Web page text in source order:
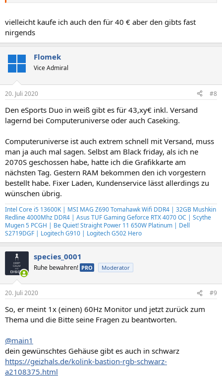
vielleicht kaufe ich auch den für 40 € aber den gibts fast
nirgends
Flomek
Vice Admiral
20. Juli 2020 #8
Den eSports Duo in weiß gibt es für 43,xy€ inkl. Versand
lagernd bei Computeruniverse oder auch Caseking.
Computeruniverse ist auch extrem schnell mit Versand, muss
man ja auch mal sagen. Selbst am Black friday, als ich ne
2070S geschossen habe, hatte ich die Grafikkarte am
nächsten Tag. Gestern RAM bekommen den ich vorgestern
bestellt habe. Fixer Laden, Kundenservice lässt allerdings zu
wünschen übrig.
Intel Core i5 13600K | MSI MAG Z690 Tomahawk Wifi DDR4 | 32GB Mushkin
Redline 4000Mhz DDR4 | Asus TUF Gaming Geforce RTX 4070 OC | Scythe
Mugen 5 PCGH | Be Quiet! Straight Power 11 650W Platinum | Dell
S2719DGF | Logitech G910 | Logitech G502 Hero
species_0001
Ruhe bewahren! PRO Moderator
20. Juli 2020 #9
So, er meint 1x (einen) 60Hz Monitor und jetzt zurück zum
Thema und die Bitte seine Fragen zu beantworten.
@main1
dein gewünschtes Gehäuse gibt es auch in schwarz
https://geizhals.de/kolink-bastion-rgb-schwarz-
a2108375.html